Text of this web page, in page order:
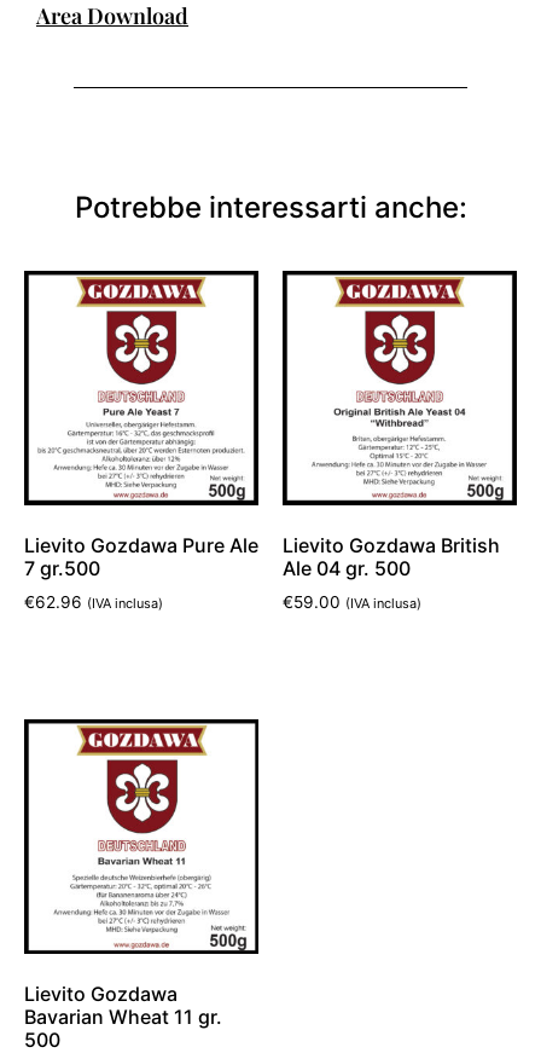
Area Download
Potrebbe interessarti anche:
Lievito Gozdawa Pure Ale
7 gr.500
€62.96 (IVA inclusa)
Lievito Gozdawa British
Ale 04 gr. 500
€59.00 (IVA inclusa)
Lievito Gozdawa
Bavarian Wheat 11 gr.
500